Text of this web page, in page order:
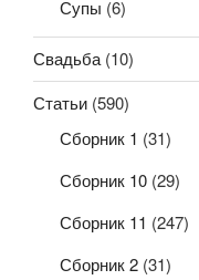
Супы (6)
Свадьба(10)
Статьи (590)
Сборник 1 (31)
Сборник 10 (29)
Сборник 11 (247)
Сборник 2 (31)